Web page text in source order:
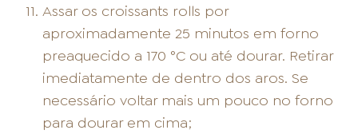
Assar os croissants rolls por
aproximadamente 25 minutos em forno
preaquecido a 170 °C ou até dourar. Retirar
imediatamente de dentro dos aros. Se
necessário voltar mais um pouco no forno
para dourar em cima;